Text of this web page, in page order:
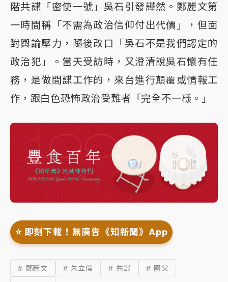
階共諜「密使一號」吳石引發譁然。鄭麗文第
一時間稱「不需為政治信仰付出代價」，但面
對輿論壓力，隨後改口「吳石不是我們認定的
政治犯」。當天受訪時，又澄清說吳石懷有任
務，是做間諜工作的，來台進行顛覆或情報工
作，跟白色恐怖政治受難者「完全不一樣。」
⭐️ 即刻下載！無廣告《知新聞》App
# 鄭麗文 # 朱立倫 # 共諜
# 國父